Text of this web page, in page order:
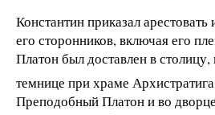
Константин приказал
его сторонников, включая его
Платон был доставлен в
темнице при храме
Преподобный Платон и во